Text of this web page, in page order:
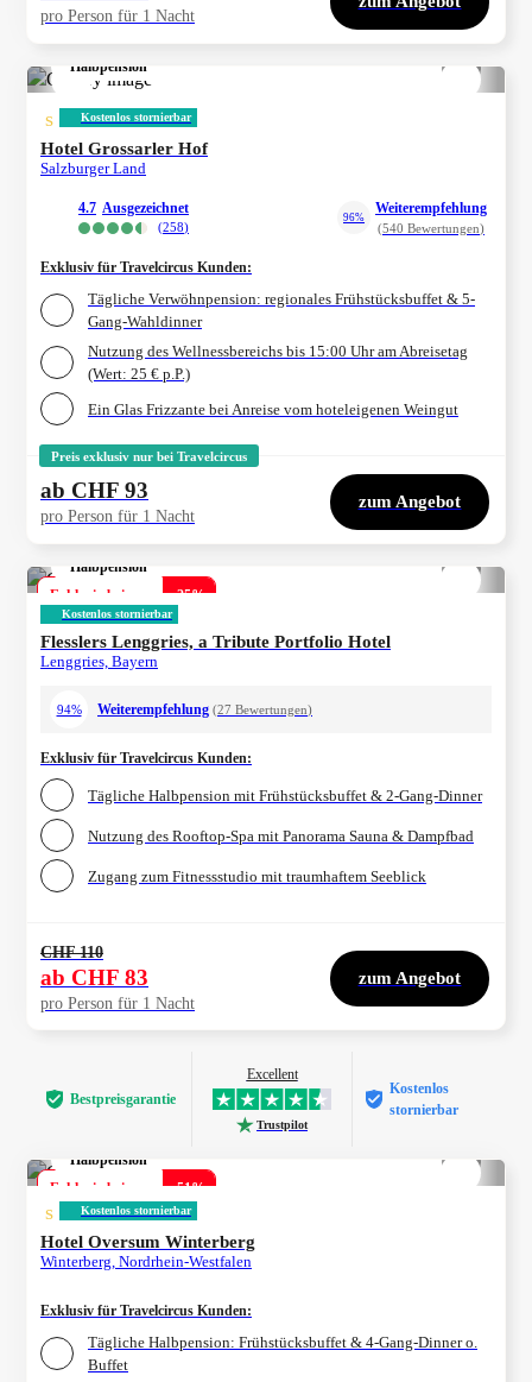
pro Person für 1 Nacht
Halbpension
s Kostenlos stornierbar
Hotel Grossarler Hof
Salzburger Land
4.7 ausgezeichnet
(258)
96%
Weiterempfehlung
(540 Bewertungen)
Exklusiv für Travelcircus Kunden:
Tägliche Verwöhnpension: regionales Frühstücksbuffet & 5-
Gang-Wahldinner
Nutzung des Wellnessbereichs bis 15:00 Uhr am Abreisetag
(Wert: 25 € p.P.)
Ein Glas Frizzante bei Anreise vom hoteleigenen Weingut
Preis exklusiv nur bei Travelcircus
ab CHF 93
pro Person für 1 Nacht
zum Angebot
Halbpension
Exklusiv bei uns
-25%
Kostenlos stornierbar
Flesslers Lenggries, a Tribute Portfolio Hotel
Lenggries, Bayern
94% Weiterempfehlung (27 Bewertungen)
Exklusiv für Travelcircus Kunden:
Tägliche Halbpension mit Frühstücksbuffet & 2-Gang-Dinner
Nutzung des Rooftop-Spa mit Panorama Sauna & Dampfbad
Zugang zum Fitnessstudio mit traumhaftem Seeblick
CHF 110
ab CHF 83
pro Person für 1 Nacht
zum Angebot
Bestpreis­garantie
Excellent
Trustpilot
Kostenlos
stornierbar
Halbpension
Exklusiv bei uns
-51%
s Kostenlos stornierbar
Hotel Oversum Winterberg
Winterberg, Nordrhein-Westfalen
Exklusiv für Travelcircus Kunden:
Tägliche Halbpension: Frühstücksbuffet & 4-Gang-Dinner o.
Buffet